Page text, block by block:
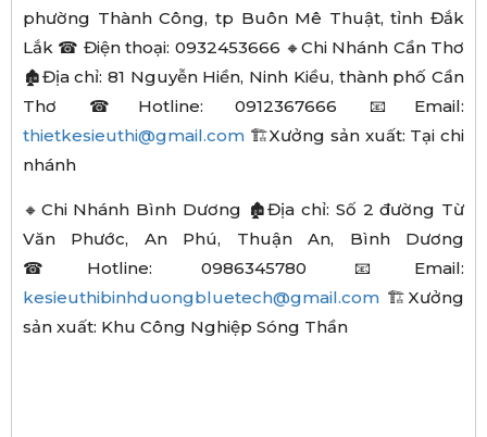
phường Thành Công, tp Buôn Mê Thuật, tỉnh Đắk
Lắk ☎ Điện thoại: 0932453666 🔸Chi Nhánh Cần Thơ
🏚️Địa chỉ: 81 Nguyễn Hiền, Ninh Kiều, thành phố Cần
Thơ ☎Hotline: 0912367666 📧Email:
thietkesieuthi@gmail.com 🏗Xưởng sản xuất: Tại chi
nhánh
🔸Chi Nhánh Bình Dương 🏚️Địa chỉ: Số 2 đường Từ
Văn Phước, An Phú, Thuận An, Bình Dương
☎Hotline: 0986345780 📧Email:
kesieuthibinhduongbluetech@gmail.com 🏗Xưởng
sản xuất: Khu Công Nghiệp Sóng Thần